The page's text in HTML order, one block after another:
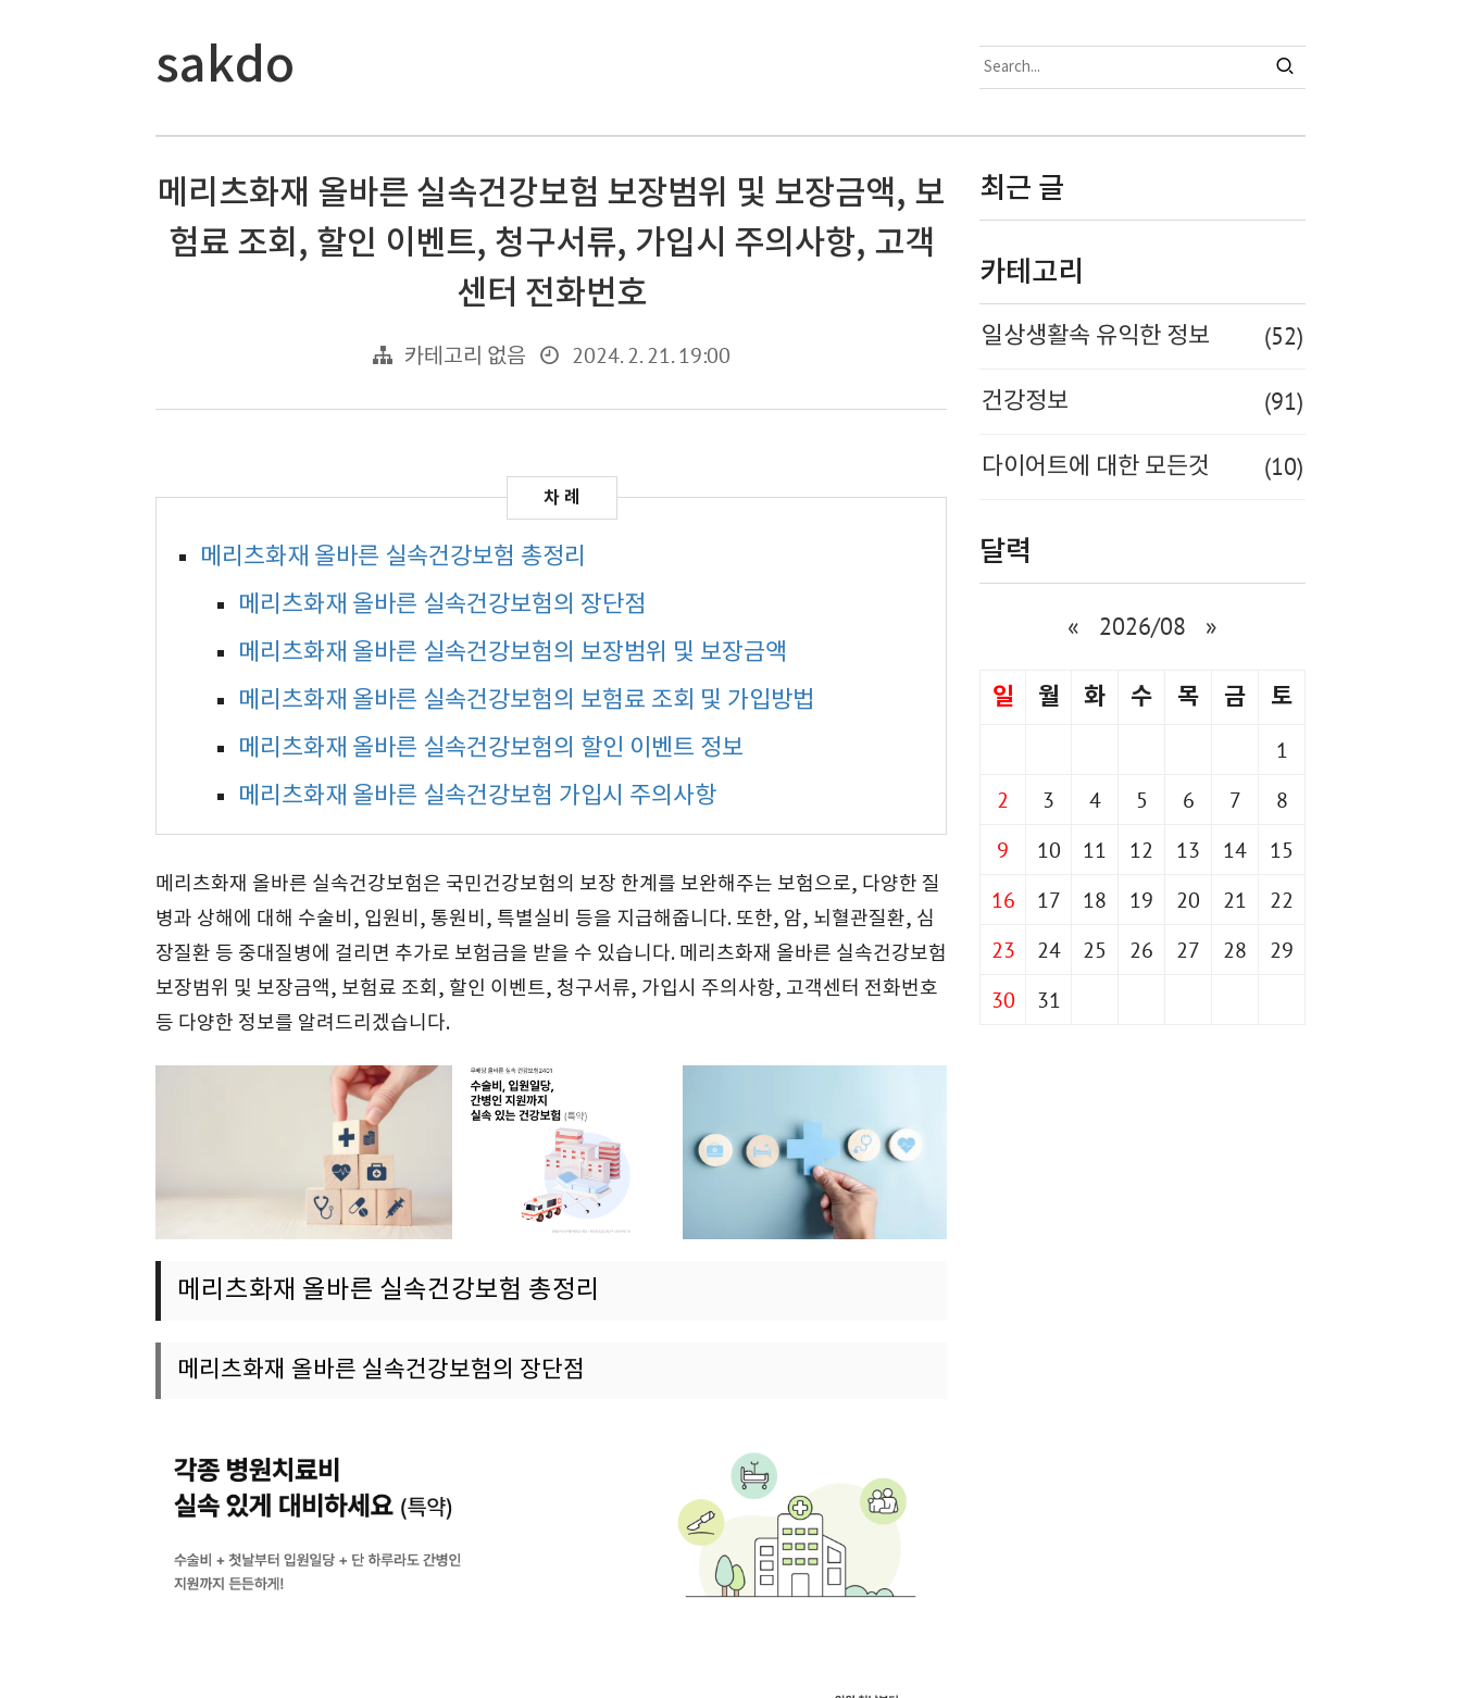
sakdo
메리츠화재 올바른 실속건강보험 보장범위 및 보장금액, 보
험료 조회, 할인 이벤트, 청구서류, 가입시 주의사항, 고객
센터 전화번호
카테고리 없음 2024. 2. 21. 19:00
메리츠화재 올바른 실속건강보험 총정리
메리츠화재 올바른 실속건강보험의 장단점
메리츠화재 올바른 실속건강보험의 보장범위 및 보장금액
메리츠화재 올바른 실속건강보험의 보험료 조회 및 가입방법
메리츠화재 올바른 실속건강보험의 할인 이벤트 정보
메리츠화재 올바른 실속건강보험 가입시 주의사항
메리츠화재 올바른 실속건강보험은 국민건강보험의 보장 한계를 보완해주는 보험으로, 다양한 질
병과 상해에 대해 수술비, 입원비, 통원비, 특별실비 등을 지급해줍니다. 또한, 암, 뇌혈관질환, 심
장질환 등 중대질병에 걸리면 추가로 보험금을 받을 수 있습니다. 메리츠화재 올바른 실속건강보험
보장범위 및 보장금액, 보험료 조회, 할인 이벤트, 청구서류, 가입시 주의사항, 고객센터 전화번호
등 다양한 정보를 알려드리겠습니다.
메리츠화재 올바른 실속건강보험 총정리
메리츠화재 올바른 실속건강보험의 장단점
최근 글
카테고리
일상생활속 유익한 정보 (52)
건강정보 (91)
다이어트에 대한 모든것 (10)
달력
« 2026/08 »
일 월 화 수 목 금 토
1
2
3 4 5 6 7
8
9
10 11 12 13 14
15
16
17 18 19 20 21
22
23
24 25 26 27 28
29
30
31